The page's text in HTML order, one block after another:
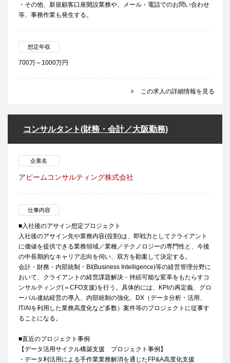
・その他、新規顧客口座開設業務や、メール・電話でのお問い合わせ
等、事務作業も発生する。
想定年収
700万～1000万円
この求人の詳細情報を見る
コンサルタント(財務・会計／大阪勤務)
企業名
アビームコンサルティング株式会社
仕事内容
■入社後のアサイン想定プロジェクト
入社後のアサイン先や業務内容(役割)は、即戦力としてクライアント
に価値を提供できる業務領域／業種／テクノロジーの専門性と、今後
の中長期的なキャリア志向を伺い、双方を勘案して決定する。
会計・財務・内部統制・BI(Business Intelligence)等の経営管理分野に
おいて、クライアントの経営課題解決・持続可能な変革をもたらすコ
ンサルティング(＝CFO支援)を行う。具体的には、KPIの再定義、グロ
ーバル連結経営の導入、内部統制の強化、DX（データ分析・活用、
IT/AIを利用した業務高度化など多数）案件等のプロジェクトに従事す
ることになる。
■直近のプロジェクト事例
【データ活用サイクル構築支援 プロジェクト事例】
・データ利活用による手作業業務解消を通じたFP&A高度化支援